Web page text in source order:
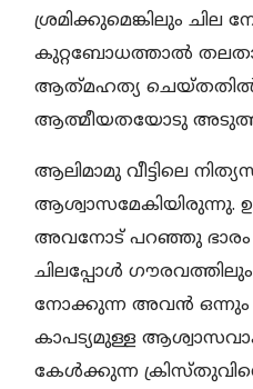
ശ്രമിക്കുമെങ്കിലും ചില
കുറ്റബോധത്താൽ
ആത്‍മഹത്യ ചെയ്തതിൽ
ആത്മീയതയോടു
ആലിമാമു വീട്ടിലെ
ആശ്വാസമേകിയിരുന്നു.
അവനോട് പറഞ്ഞു ഭാരം
ചിലപ്പോൾ ഗൗരവത്തിലും
നോക്കുന്ന അവൻ ഒന്നും
കാപട്യമുള്ള
കേൾക്കുന്ന